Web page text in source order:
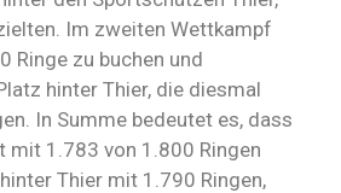
Im zweiten Wettkampf
Ringe zu buchen und
hinter Thier, die diesmal
In Summe bedeutet es, dass
mit 1.783 von 1.800 Ringen
Thier mit 1.790 Ringen,